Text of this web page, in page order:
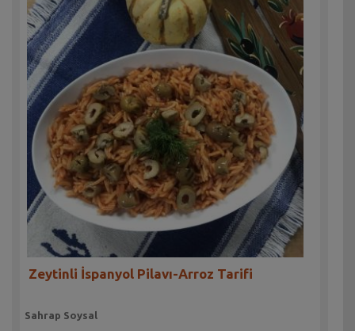
Zeytinli İspanyol Pilavı-Arroz Tarifi
Sahrap Soysal